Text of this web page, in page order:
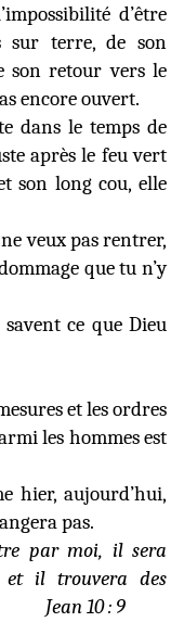
d’être
sur terre, de son
son retour vers le
encore ouvert.
dans le temps de
après le feu vert
son long cou, elle
veux pas rentrer,
que tu n’y
ce que Dieu
et les ordres
les hommes est
hier, aujourd’hui,
pas.
par moi, il sera
il trouvera des
Jean 10 : 9